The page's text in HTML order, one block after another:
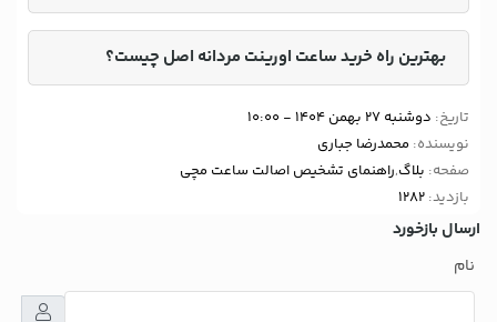
بهترین راه خرید ساعت اورینت مردانه اصل چیست؟
تاریخ: دوشنبه 27 بهمن 1404 - 10:00
نویسنده: محمدرضا جباری
صفحه: بلاگ,راهنمای تشخیص اصالت ساعت مچی
بازدید: 1282
ارسال بازخورد
نام